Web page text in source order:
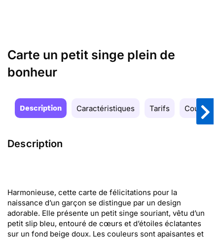
Carte un petit singe plein de
bonheur
Description Caractéristiques Tarifs Couleurs
Description
Harmonieuse, cette carte de félicitations pour la
naissance d’un garçon se distingue par un design
adorable. Elle présente un petit singe souriant, vêtu d’un
petit slip bleu, entouré de cœurs et d’étoiles éclatantes
sur un fond beige doux. Les couleurs sont apaisantes et